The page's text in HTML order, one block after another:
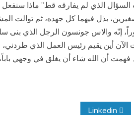
الذي لم يفارقه قط” ماذا
صغيرين، بذل فيهما كل جهده، ثم
إنّه والاس جونسون الرجل الذي بنى
الآن أين يقيم رئيس العمل الذي
فهمت أن الله شاء أن يغلق في وجهي